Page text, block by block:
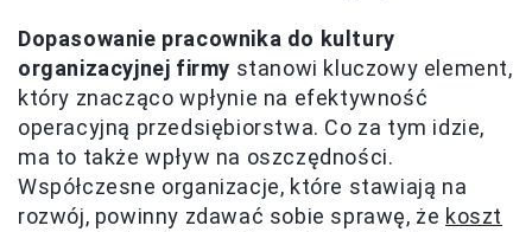
Dopasowanie pracownika do kultury
organizacyjnej firmy stanowi kluczowy element,
który znacząco wpłynie na efektywność
operacyjną przedsiębiorstwa. Co za tym idzie,
ma to także wpływ na oszczędności.
Współczesne organizacje, które stawiają na
rozwój, powinny zdawać sobie sprawę, że koszt